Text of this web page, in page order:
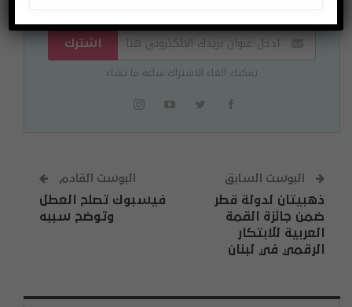
اشترك
يمكنك الغاء الاشتراك ساعة ما تشاء
البوست السابق
ذهبيتان لدولة قطر
ضمن جائزة القمة
العربية للابتكار
الرقمي في لبنان
البوست القادم
فيسبوك تصلح العطل
وتوضح سببه